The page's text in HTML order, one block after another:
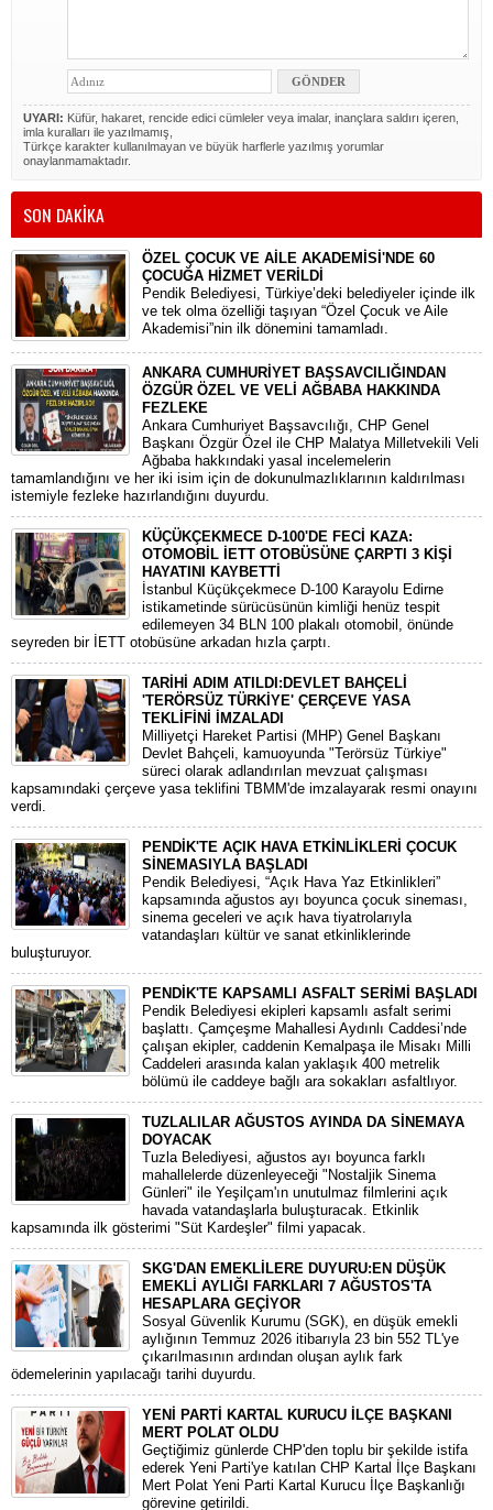
UYARI: Küfür, hakaret, rencide edici cümleler veya imalar, inançlara saldırı içeren,
imla kuralları ile yazılmamış,
Türkçe karakter kullanılmayan ve büyük harflerle yazılmış yorumlar
onaylanmamaktadır.
SON DAKİKA
ÖZEL ÇOCUK VE AİLE AKADEMİSİ'NDE 60
ÇOCUĞA HİZMET VERİLDİ
Pendik Belediyesi, Türkiye’deki belediyeler içinde ilk
ve tek olma özelliği taşıyan “Özel Çocuk ve Aile
Akademisi”nin ilk dönemini tamamladı.
ANKARA CUMHURİYET BAŞSAVCILIĞINDAN
ÖZGÜR ÖZEL VE VELİ AĞBABA HAKKINDA
FEZLEKE
​Ankara Cumhuriyet Başsavcılığı, CHP Genel
Başkanı Özgür Özel ile CHP Malatya Milletvekili Veli
Ağbaba hakkındaki yasal incelemelerin
tamamlandığını ve her iki isim için de dokunulmazlıklarının kaldırılması
istemiyle fezleke hazırlandığını duyurdu.
KÜÇÜKÇEKMECE D-100'DE FECİ KAZA:
OTOMOBİL İETT OTOBÜSÜNE ÇARPTI 3 KİŞİ
HAYATINI KAYBETTİ
​İstanbul Küçükçekmece D-100 Karayolu Edirne
istikametinde sürücüsünün kimliği henüz tespit
edilemeyen 34 BLN 100 plakalı otomobil, önünde
seyreden bir İETT otobüsüne arkadan hızla çarptı.
TARİHİ ADIM ATILDI:DEVLET BAHÇELİ
'TERÖRSÜZ TÜRKİYE' ÇERÇEVE YASA
TEKLİFİNİ İMZALADI
​Milliyetçi Hareket Partisi (MHP) Genel Başkanı
Devlet Bahçeli, kamuoyunda "Terörsüz Türkiye"
süreci olarak adlandırılan mevzuat çalışması
kapsamındaki çerçeve yasa teklifini TBMM'de imzalayarak resmi onayını
verdi.
PENDİK'TE AÇIK HAVA ETKİNLİKLERİ ÇOCUK
SİNEMASIYLA BAŞLADI
Pendik Belediyesi, “Açık Hava Yaz Etkinlikleri”
kapsamında ağustos ayı boyunca çocuk sineması,
sinema geceleri ve açık hava tiyatrolarıyla
vatandaşları kültür ve sanat etkinliklerinde
buluşturuyor.
PENDİK'TE KAPSAMLI ASFALT SERİMİ BAŞLADI
Pendik Belediyesi ekipleri kapsamlı asfalt serimi
başlattı. Çamçeşme Mahallesi Aydınlı Caddesi’nde
çalışan ekipler, caddenin Kemalpaşa ile Misakı Milli
Caddeleri arasında kalan yaklaşık 400 metrelik
bölümü ile caddeye bağlı ara sokakları asfaltlıyor.
TUZLALILAR AĞUSTOS AYINDA DA SİNEMAYA
DOYACAK
Tuzla Belediyesi, ağustos ayı boyunca farklı
mahallelerde düzenleyeceği "Nostaljik Sinema
Günleri" ile Yeşilçam'ın unutulmaz filmlerini açık
havada vatandaşlarla buluşturacak. Etkinlik
kapsamında ilk gösterimi "Süt Kardeşler" filmi yapacak.
SKG'DAN EMEKLİLERE DUYURU:EN DÜŞÜK
EMEKLİ AYLIĞI FARKLARI 7 AĞUSTOS'TA
HESAPLARA GEÇİYOR
​Sosyal Güvenlik Kurumu (SGK), en düşük emekli
aylığının Temmuz 2026 itibarıyla 23 bin 552 TL'ye
çıkarılmasının ardından oluşan aylık fark
ödemelerinin yapılacağı tarihi duyurdu.
YENİ PARTİ KARTAL KURUCU İLÇE BAŞKANI
MERT POLAT OLDU
Geçtiğimiz günlerde CHP'den toplu bir şekilde istifa
ederek Yeni Parti'ye katılan CHP Kartal İlçe Başkanı
Mert Polat Yeni Parti Kartal Kurucu İlçe Başkanlığı
görevine getirildi.